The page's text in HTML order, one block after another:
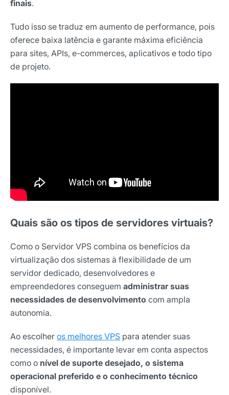
finais.
Tudo isso se traduz em aumento de performance, pois
oferece baixa latência e garante máxima eficiência
para sites, APIs, e-commerces, aplicativos e todo tipo
de projeto.
Quais são os tipos de servidores virtuais?
Como o Servidor VPS combina os benefícios da
virtualização dos sistemas à flexibilidade de um
servidor dedicado, desenvolvedores e
empreendedores conseguem administrar suas
necessidades de desenvolvimento com ampla
autonomia.
Ao escolher os melhores VPS para atender suas
necessidades, é importante levar em conta aspectos
como o nível de suporte desejado, o sistema
operacional preferido e o conhecimento técnico
disponível.